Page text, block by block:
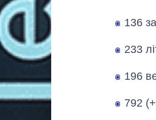
136
233
196
792